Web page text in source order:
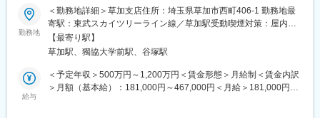
■本ポジションの魅力：
・平均歩合(生命保険販売)：一般職：70万円／主任職：120万円／
係長職：185万 ※年間／2020年実績
■同社の魅力：
■職務概要：
当社は累計引渡し棟数14万棟超を誇る低価格×良品質住宅のリー
ディングカンパニーです。
生命保険の提案先を自ら開拓する営業ではなく、住宅購入を検討
するお客様のライフプラン設計から関わる営業スタイルです。
住宅ローン・火災保険・生命保険をワンストップで提案し、お客
様の住まいと人生を支える総合コンサルタントとして活躍できま
勤務地
＜勤務地詳細＞草加支店住所：埼玉県草加市西町406-1 勤務地最
寄駅：東武スカイツリーライン線／草加駅受動喫煙対策：屋内全
面禁煙変更の範囲：本文参照
【最寄り駅】
草加駅、獨協大学前駅、谷塚駅
給与
＜予定年収＞500万円～1,200万円＜賃金形態＞月給制＜賃金内訳
＞月額（基本給）：181,000円～467,000円＜月給＞181,000円～